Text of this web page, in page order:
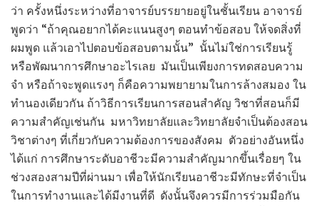
ว่า ครั้งหนึ่งระหว่างที่อาจารย์บรรยายอยู่ในชั้นเรียน อาจารย์
พูดว่า “ถ้าคุณอยากได้คะแนนสูงๆ ตอนทำข้อสอบ ให้จดสิ่งที่
ผมพูด แล้วเอาไปตอบข้อสอบตามนั้น” นั้นไม่ใช่การเรียนรู้
หรือพัฒนาการศึกษาอะไรเลย มันเป็นเพียงการทดสอบความ
จำ หรือถ้าจะพูดแรงๆ ก็คือความพยายามในการล้างสมอง ใน
ทำนองเดียวกัน ถ้าวิธีการเรียนการสอนสำคัญ วิชาที่สอนก็มี
ความสำคัญเช่นกัน มหาวิทยาลัยและวิทยาลัยจำเป็นต้องสอน
วิชาต่างๆ ที่เกี่ยวกับความต้องการของสังคม ตัวอย่างอันหนึ่ง
ได้แก่ การศึกษาระดับอาชีวะมีความสำคัญมากขึ้นเรื่อยๆ ใน
ช่วงสองสามปีที่ผ่านมา เพื่อให้นักเรียนอาชีวะมีทักษะที่จำเป็น
ในการทำงานและได้มีงานที่ดี ดังนั้นจึงควรมีการร่วมมือกัน